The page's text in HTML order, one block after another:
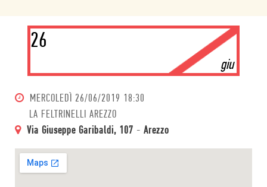
26
giu
MERCOLEDÌ 26/06/2019 18:30
LA FELTRINELLI AREZZO
Via Giuseppe Garibaldi, 107 - Arezzo